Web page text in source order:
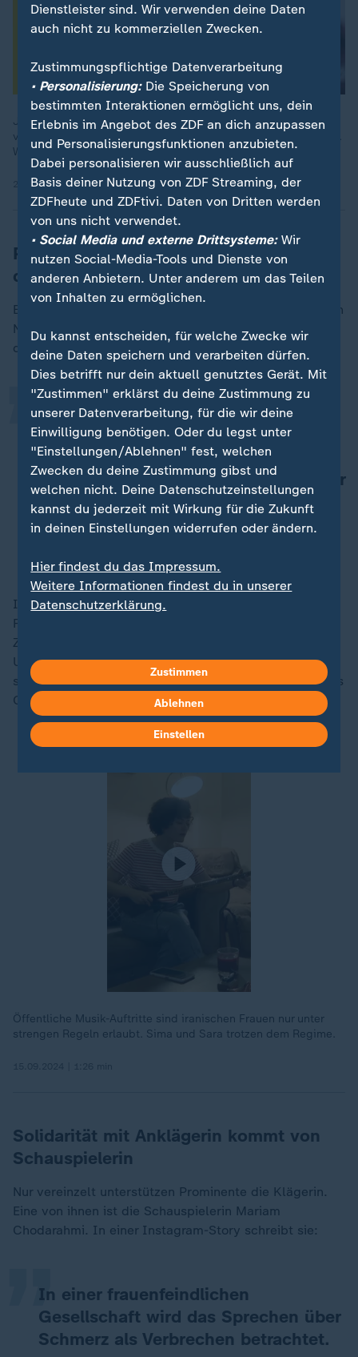
Jina Mahsa Amini wird wegen ihres Kopftuches in Teheran
verhaftet und stirbt. Ihr Tod entfacht eine Protestwelle im Iran.
Wo steht das Land heute?
20.04.2023 | 29:11 min
Psychologin: Mann wird als Opfer
dargestellt
Eine Psychologin aus der Hauptstadt Teheran, die ihren
Namen nicht nennen möchte, sieht im Umgang mit
dem Fall ein Muster vergangener Debatten.
Der übergriffige Mann wird so
dargestellt, als wäre er selbst das
wahre Opfer - jemand, der durch
Neid und Intrigen seiner Rivalen oder
durch weibliche Verführung zu Fall
gebracht wurde.
„
In der iranischen Gesellschaft sei es vielmehr bei den
Frauen so, dass sie einen "Ruf zu verlieren" haben. Im
Zuge der
Ungleichheit diskutiert. Dschamschidis Fans hingegen
sprechen von Rufmord und sehen den Schauspieler als
Opfer einer Kampagne.
Öffentliche Musik-Auftritte sind iranischen Frauen nur unter
strengen Regeln erlaubt. Sima und Sara trotzen dem Regime.
Solidarität mit Anklägerin kommt von
Schauspielerin
Nur vereinzelt unterstützen Prominente die Klägerin.
Eine von ihnen ist die Schauspielerin Mariam
Chodarahmi. In einer Instagram-Story schreibt sie:
In einer frauenfeindlichen
Gesellschaft wird das Sprechen über
Schmerz als Verbrechen betrachtet.
„
Dienstleister sind. Wir verwenden deine Daten
auch nicht zu kommerziellen Zwecken.
Zustimmungspflichtige Datenverarbeitung
• Personalisierung:Die Speicherung von
bestimmten Interaktionen ermöglicht uns, dein
Erlebnis im Angebot des ZDF an dich anzupassen
und Personalisierungsfunktionen anzubieten.
Dabei personalisieren wir ausschließlich auf
Basis deiner Nutzung von ZDF Streaming, der
ZDFheute und ZDFtivi. Daten von Dritten werden
von uns nicht verwendet.
• Social Media und externe Drittsysteme:Wir
nutzen Social-Media-Tools und Dienste von
anderen Anbietern. Unter anderem um das Teilen
von Inhalten zu ermöglichen.
Du kannst entscheiden, für welche Zwecke wir
deine Daten speichern und verarbeiten dürfen.
Dies betrifft nur dein aktuell genutztes Gerät. Mit
"Zustimmen" erklärst du deine Zustimmung zu
unserer Datenverarbeitung, für die wir deine
Einwilligung benötigen. Oder du legst unter
"Einstellungen/Ablehnen" fest, welchen
Zwecken du deine Zustimmung gibst und
welchen nicht. Deine Datenschutzeinstellungen
kannst du jederzeit mit Wirkung für die Zukunft
in deinen Einstellungen widerrufen oder ändern.
Hier findest du das Impressum.
Weitere Informationen findest du in unserer
Datenschutzerklärung.
Zustimmen
Ablehnen
Einstellen